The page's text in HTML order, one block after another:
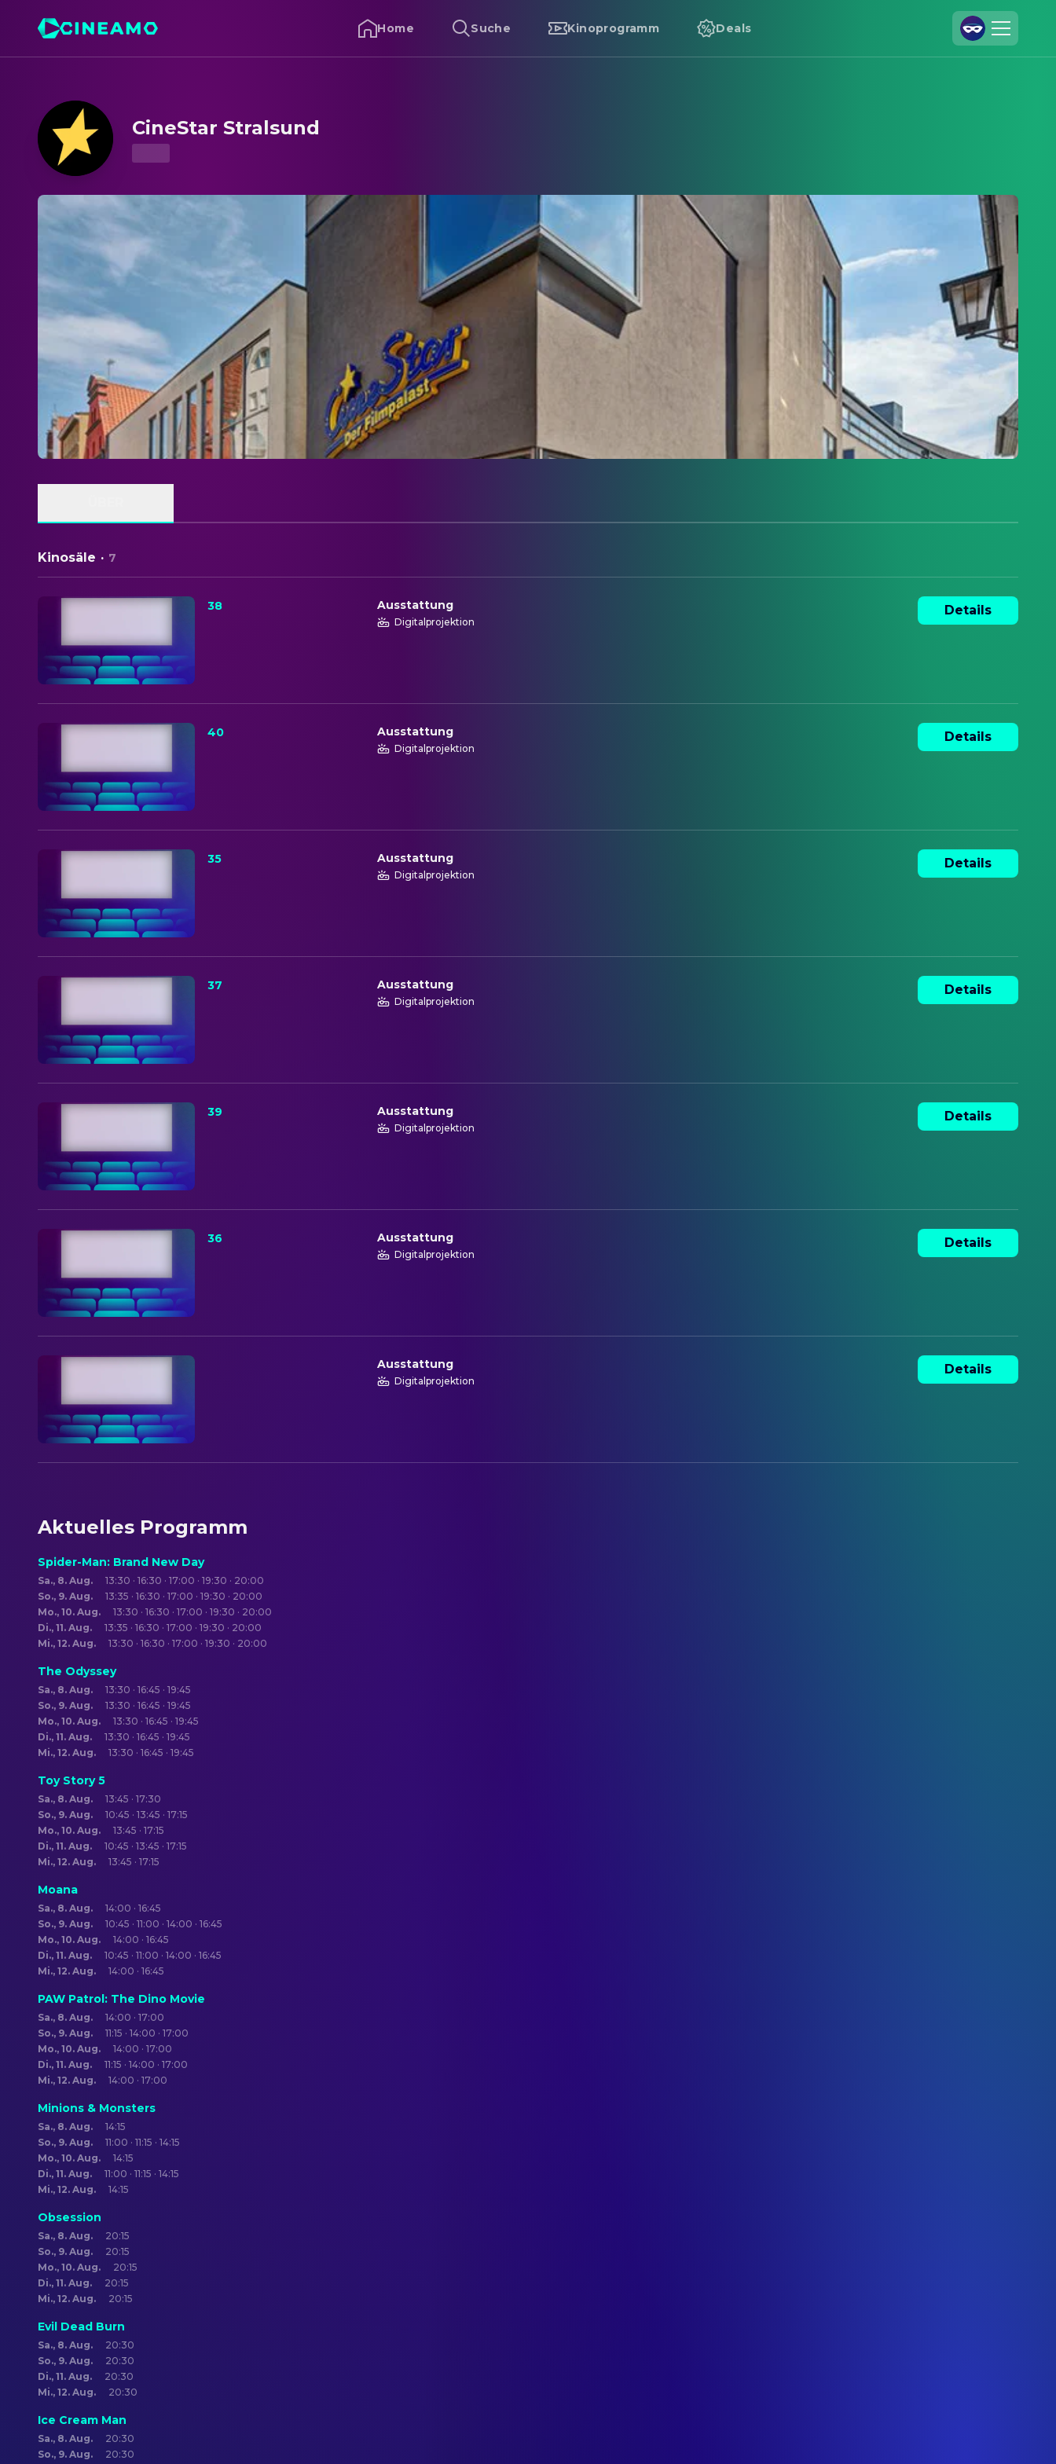
Home Suche Kinoprogramm Deals
Datenschutzerklärung
Datenschutzeinstellungen
CineStar Stralsund
Kinosäle · 7
38 Ausstattung
Digitalprojektion
Details
40 Ausstattung
Digitalprojektion
Details
35 Ausstattung
Digitalprojektion
Details
37 Ausstattung
Digitalprojektion
Details
39 Ausstattung
Digitalprojektion
Details
36 Ausstattung
Digitalprojektion
Details
Ausstattung
Digitalprojektion
Details
Aktuelles Programm
Spider-Man: Brand New Day
Sa., 8. Aug.
13:30 · 16:30 · 17:00 · 19:30 · 20:00
So., 9. Aug.
13:35 · 16:30 · 17:00 · 19:30 · 20:00
Mo., 10. Aug.
13:30 · 16:30 · 17:00 · 19:30 · 20:00
Di., 11. Aug.
13:35 · 16:30 · 17:00 · 19:30 · 20:00
Mi., 12. Aug.
13:30 · 16:30 · 17:00 · 19:30 · 20:00
The Odyssey
Sa., 8. Aug.
13:30 · 16:45 · 19:45
So., 9. Aug.
13:30 · 16:45 · 19:45
Mo., 10. Aug.
13:30 · 16:45 · 19:45
Di., 11. Aug.
13:30 · 16:45 · 19:45
Mi., 12. Aug.
13:30 · 16:45 · 19:45
Toy Story 5
Sa., 8. Aug.
13:45 · 17:30
So., 9. Aug.
10:45 · 13:45 · 17:15
Mo., 10. Aug.
13:45 · 17:15
Di., 11. Aug.
10:45 · 13:45 · 17:15
Mi., 12. Aug.
13:45 · 17:15
Moana
Sa., 8. Aug.
14:00 · 16:45
So., 9. Aug.
10:45 · 11:00 · 14:00 · 16:45
Mo., 10. Aug.
14:00 · 16:45
Di., 11. Aug.
10:45 · 11:00 · 14:00 · 16:45
Mi., 12. Aug.
14:00 · 16:45
PAW Patrol: The Dino Movie
Sa., 8. Aug.
14:00 · 17:00
So., 9. Aug.
11:15 · 14:00 · 17:00
Mo., 10. Aug.
14:00 · 17:00
Di., 11. Aug.
11:15 · 14:00 · 17:00
Mi., 12. Aug.
14:00 · 17:00
Minions & Monsters
Sa., 8. Aug.
14:15
So., 9. Aug.
11:00 · 11:15 · 14:15
Mo., 10. Aug.
14:15
Di., 11. Aug.
11:00 · 11:15 · 14:15
Mi., 12. Aug.
14:15
Obsession
Sa., 8. Aug.
20:15
So., 9. Aug.
20:15
Mo., 10. Aug.
20:15
Di., 11. Aug.
20:15
Mi., 12. Aug.
20:15
Evil Dead Burn
Sa., 8. Aug.
20:30
So., 9. Aug.
20:30
Di., 11. Aug.
20:30
Mi., 12. Aug.
20:30
Ice Cream Man
Sa., 8. Aug.
20:30
So., 9. Aug.
20:30